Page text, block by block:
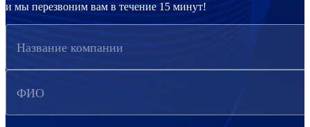
и мы перезвоним вам в течение 15 минут!
Название компании
ФИО